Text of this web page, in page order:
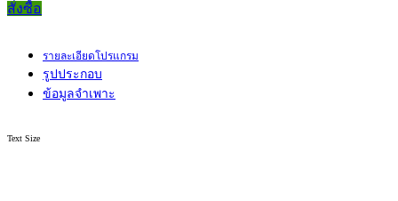
สั่งซื้อ
รายละเอียดโปรแกรม
รูปประกอบ
ข้อมูลจำเพาะ
Text Size